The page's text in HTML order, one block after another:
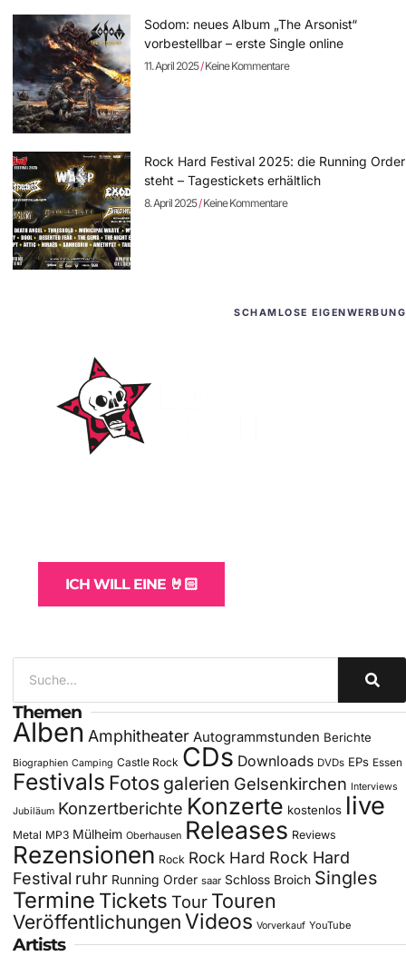
Sodom: neues Album „The Arsonist“
vorbestellbar – erste Single online
11. April 2025 Keine Kommentare
Rock Hard Festival 2025: die Running Order
steht – Tagestickets erhältlich
8. April 2025 Keine Kommentare
SCHAMLOSE EIGENWERBUNG
ICH WILL EINE 🤘🏻
Themen
Alben Amphitheater Autogrammstunden Berichte
Biographien Camping Castle Rock CDs Downloads DVDs EPs Essen
Festivals Fotos galerien Gelsenkirchen Interviews
Jubiläum Konzertberichte Konzerte kostenlos live
Metal MP3 Mülheim Oberhausen Releases Reviews
Rezensionen Rock Rock Hard Rock Hard
Festival ruhr Running Order saar Schloss Broich Singles
Termine Tickets Tour Touren
Veröffentlichungen Videos Vorverkauf YouTube
Artists